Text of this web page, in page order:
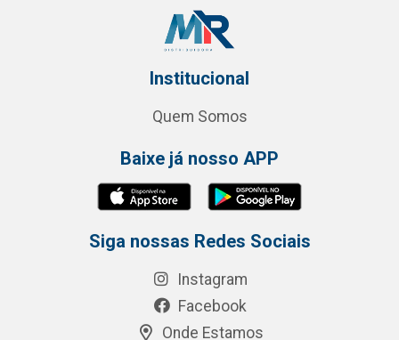
Institucional
Quem Somos
Baixe já nosso APP
Siga nossas Redes Sociais
Instagram
Facebook
Onde Estamos